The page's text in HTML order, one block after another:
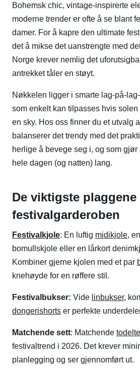
Bohemsk chic, vintage-inspirerte
moderne trender er ofte å se blant
damer. For å kapre den ultimate
det å mikse det uanstrengte med
Norge krever nemlig det
antrekket tåler en støyt.
Nøkkelen ligger i smarte lag-på-
som enkelt kan tilpasses hvis
en sky. Hos oss finner du et utvalg
balanserer det trendy med det
herlige å bevege seg i, og som gjør
hele dagen (og natten) lang.
De viktigste plaggene
festivalgarderoben
Festivalkjole: En luftig midikjole,
bomullskjole eller en lårkort
Kombiner gjerne kjolen med et par
knehøyde for en røffere stil.
Festivalbukser: Vide linbukser,
dongerishorts er perfekte
Matchende sett: Matchende
festivaltrend i 2026. Det krever
planlegging og ser gjennomført ut.